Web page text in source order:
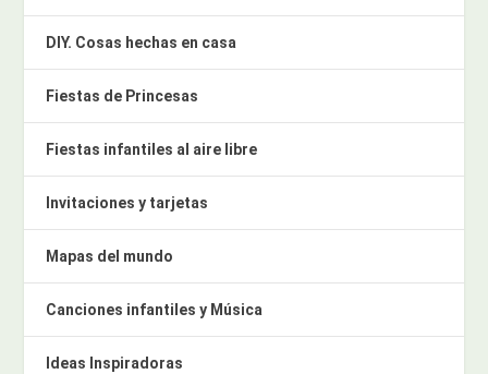
DIY. Cosas hechas en casa
Fiestas de Princesas
Fiestas infantiles al aire libre
Invitaciones y tarjetas
Mapas del mundo
Canciones infantiles y Música
Ideas Inspiradoras